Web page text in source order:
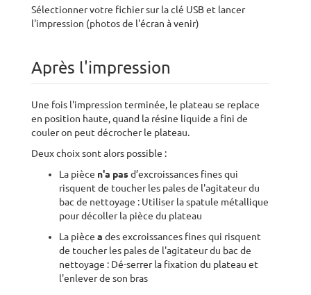
Sélectionner votre fichier sur la clé USB et lancer
l'impression (photos de l'écran à venir)
Après l'impression
Une fois l'impression terminée, le plateau se replace
en position haute, quand la résine liquide a fini de
couler on peut décrocher le plateau.
Deux choix sont alors possible :
La pièce n'a pasd’excroissances fines qui
risquent de toucher les pales de l'agitateur du
bac de nettoyage : Utiliser la spatule métallique
pour décoller la pièce du plateau
La pièce a des excroissances fines qui risquent
de toucher les pales de l'agitateur du bac de
nettoyage : Dé-serrer la fixation du plateau et
l'enlever de son bras